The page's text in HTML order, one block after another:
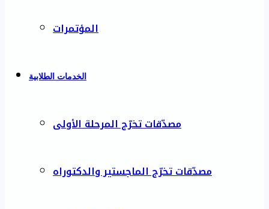
المؤتمرات
الخدمات الطلابية
مصدّقات تخرّج المرحلة الأولى
مصدّقات تخرّج الماجستير والدكتوراه